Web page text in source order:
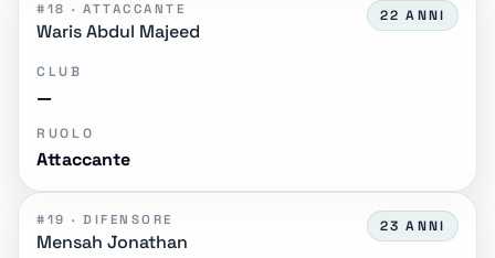
#18 · ATTACCANTE
Waris Abdul Majeed
22 ANNI
CLUB
—
RUOLO
Attaccante
#19 · DIFENSORE
Mensah Jonathan
23 ANNI